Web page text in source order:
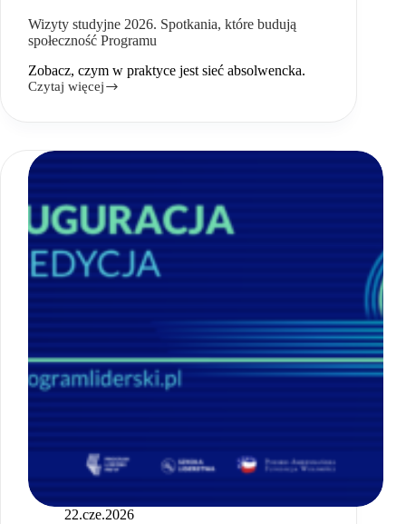
Wizyty studyjne 2026. Spotkania, które budują
społeczność Programu
Zobacz, czym w praktyce jest sieć absolwencka.
Czytaj więcej
Wizyty
które
budują
Programu
22.cze.2026